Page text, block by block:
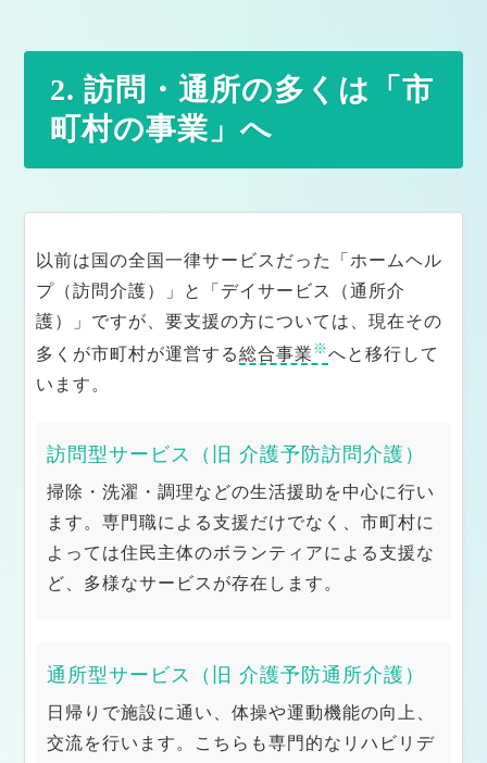
各種制度のおはなし
生活保護制度について
障害福祉サービスと支援制度
医療費を軽減する制度について
難病・がん・医療依存度の高い方の支援制度
障害者手帳の種類と申請方法
介護離職を防ぐための仕事と介護の両立支援
法人概要
2. 訪問・通所の多くは「市
町村の事業」へ
以前は国の全国一律サービスだった「ホームヘル
プ（訪問介護）」と「デイサービス（通所介
護）」ですが、要支援の方については、現在その
多くが市町村が運営する総合事業 ※ へと移行して
います。
訪問型サービス（旧 介護予防訪問介護）
掃除・洗濯・調理などの生活援助を中心に行い
ます。専門職による支援だけでなく、市町村に
よっては住民主体のボランティアによる支援な
ど、多様なサービスが存在します。
通所型サービス（旧 介護予防通所介護）
日帰りで施設に通い、体操や運動機能の向上、
交流を行います。こちらも専門的なリハビリデ